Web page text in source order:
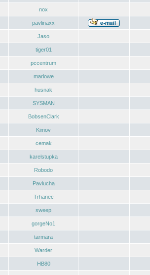
nox
pavlinaxx
Jaso
tiger01
pccentrum
marlowe
husnak
SYSMAN
BobsenClark
Kimov
cemak
karelstupka
Robodo
Pavlucha
Trhanec
sweep
gorgeNo1
tarmara
Warder
HB80